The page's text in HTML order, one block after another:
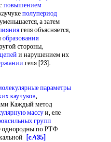
повышением
полупериод
а затем
геля объясняется,
образования
стороны,
и нарушением их
геля [23].
параметры
каучуков,
Каждый метод
массуи, еле
групп
однородны по РТФ
[c.435]